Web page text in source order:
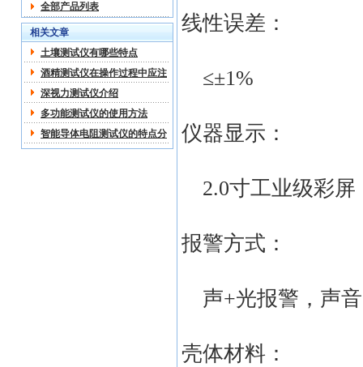
全部产品列表
相关文章
土壤测试仪有哪些特点
酒精测试仪在操作过程中应注
意哪些
深视力测试仪介绍
多功能测试仪的使用方法
智能导体电阻测试仪的特点分
析
线性误差：
≤±1%
仪器显示：
2.0寸工业级彩屏
报警方式：
声+光报警，声音
壳体材料：